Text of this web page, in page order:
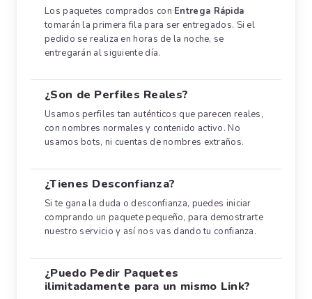
Los paquetes comprados con Entrega Rápida
tomarán la primera fila para ser entregados. Si el
pedido se realiza en horas de la noche, se
entregarán al siguiente día.
¿Son de Perfiles Reales?
Usamos perfiles tan auténticos que parecen reales,
con nombres normales y contenido activo. No
usamos bots, ni cuentas de nombres extraños.
¿Tienes Desconfianza?
Si te gana la duda o desconfianza, puedes iniciar
comprando un paquete pequeño, para demostrarte
nuestro servicio y así nos vas dando tu confianza.
¿Puedo Pedir Paquetes
ilimitadamente para un mismo Link?